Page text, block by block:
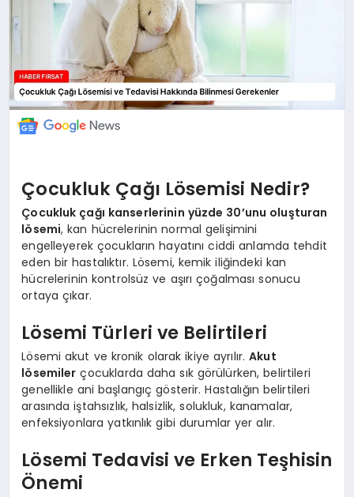
Çocukluk Çağı Lösemisi Nedir?
Çocukluk çağı kanserlerinin yüzde 30’unu oluşturan
lösemi, kan hücrelerinin normal gelişimini
engelleyerek çocukların hayatını ciddi anlamda tehdit
eden bir hastalıktır. Lösemi, kemik iliğindeki kan
hücrelerinin kontrolsüz ve aşırı çoğalması sonucu
ortaya çıkar.
Lösemi Türleri ve Belirtileri
Lösemi akut ve kronik olarak ikiye ayrılır.Akut
lösemiler çocuklarda daha sık görülürken, belirtileri
genellikle ani başlangıç gösterir. Hastalığın belirtileri
arasında iştahsızlık, halsizlik, solukluk, kanamalar,
enfeksiyonlara yatkınlık gibi durumlar yer alır.
Lösemi Tedavisi ve Erken Teşhisin
Önemi